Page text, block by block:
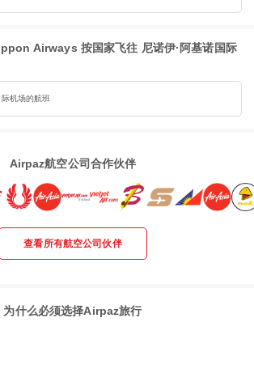
Airways 按国家飞往 尼诺伊·阿基诺国际
机场的航班
Airpaz航空公司合作伙伴
查看所有航空公司伙伴
为什么必须选择Airpaz旅行